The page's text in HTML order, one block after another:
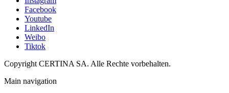
Facebook
Youtube
LinkedIn
Weibo
Tiktok
Copyright CERTINA SA. Alle Rechte vorbehalten.
Main navigation